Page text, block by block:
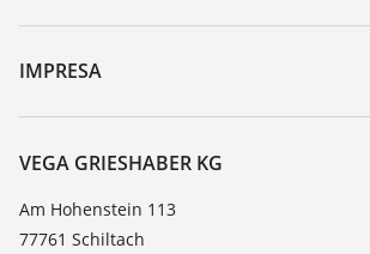
DTM Collection/PACTware
Reso apparecchio
Seminari
Lista resistenza
TeamViewer
IMPRESA
VEGA, l'azienda
Contatto
Novità
Stampa
VEGA GRIESHABER KG
Am Hohenstein 113
77761 Schiltach